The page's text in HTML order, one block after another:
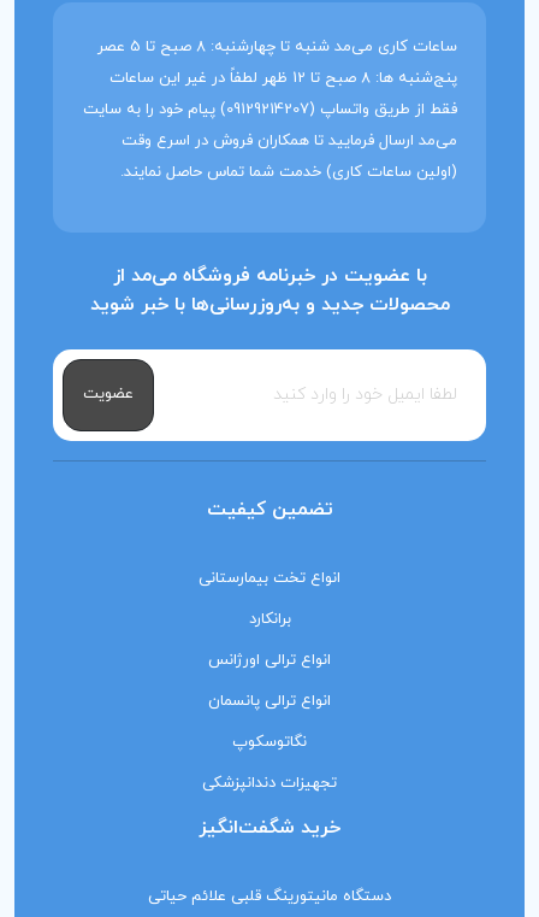
ساعات کاری می‌مد شنبه تا چهارشنبه: 8 صبح تا 5 عصر
پنج‌شنبه ها: 8 صبح تا 12 ظهر لطفاً در غیر این ساعات
فقط از طریق واتساپ (09129214207) پیام خود را به سایت
می‌مد ارسال فرمایید تا همکاران فروش در اسرع وقت
(اولین ساعات کاری) خدمت شما تماس حاصل نمایند.
با عضویت در خبرنامه فروشگاه می‌مد از
محصولات جدید و به‌روزرسانی‌ها با خبر شوید
عضویت
تضمین کیفیت
انواع تخت بیمارستانی
برانکارد
انواع ترالی اورژانس
انواع ترالی پانسمان
نگاتوسکوپ
تجهیزات دندانپزشکی
خرید شگفت‌انگیز
دستگاه مانیتورینگ‌ قلبی علائم حیاتی